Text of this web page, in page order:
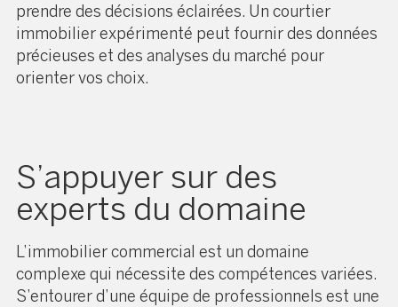
prendre des décisions éclairées. Un courtier
immobilier expérimenté peut fournir des données
précieuses et des analyses du marché pour
orienter vos choix.
S’appuyer sur des
experts du domaine
L’immobilier commercial est un domaine
complexe qui nécessite des compétences variées.
S’entourer d’une équipe de professionnels est une